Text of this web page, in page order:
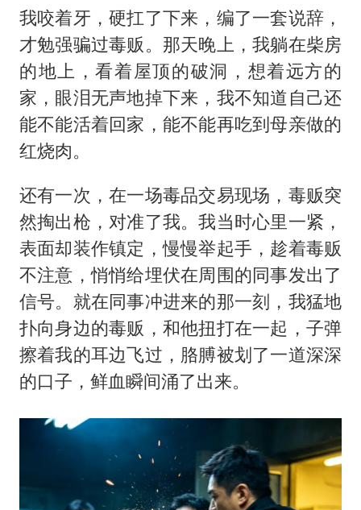
我咬着牙，硬扛了下来，编了一套说辞，
才勉强骗过毒贩。那天晚上，我躺在柴房
的地上，看着屋顶的破洞，想着远方的
家，眼泪无声地掉下来，我不知道自己还
能不能活着回家，能不能再吃到母亲做的
红烧肉。
还有一次，在一场毒品交易现场，毒贩突
然掏出枪，对准了我。我当时心里一紧，
表面却装作镇定，慢慢举起手，趁着毒贩
不注意，悄悄给埋伏在周围的同事发出了
信号。就在同事冲进来的那一刻，我猛地
扑向身边的毒贩，和他扭打在一起，子弹
擦着我的耳边飞过，胳膊被划了一道深深
的口子，鲜血瞬间涌了出来。